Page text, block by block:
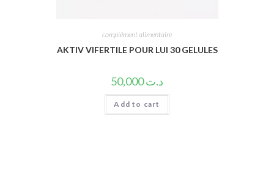
complément alimentaire
AKTIV VIFERTILE POUR LUI 30 GELULES
د.ت50,000
Add to cart